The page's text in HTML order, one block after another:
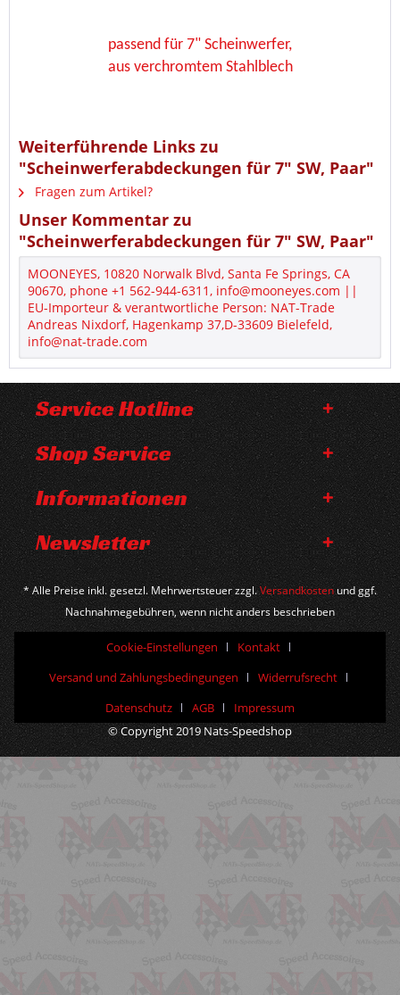
passend für 7" Scheinwerfer,
aus verchromtem Stahlblech
Weiterführende Links zu
"Scheinwerferabdeckungen für 7" SW, Paar"
Fragen zum Artikel?
Unser Kommentar zu
"Scheinwerferabdeckungen für 7" SW, Paar"
MOONEYES, 10820 Norwalk Blvd, Santa Fe Springs, CA
90670, phone +1 562-944-6311, info@mooneyes.com ||
EU-Importeur & verantwortliche Person: NAT-Trade
Andreas Nixdorf, Hagenkamp 37,D-33609 Bielefeld,
info@nat-trade.com
Service Hotline
Shop Service
Informationen
Newsletter
* Alle Preise inkl. gesetzl. Mehrwertsteuer zzgl.Versandkosten und ggf.
Nachnahmegebühren, wenn nicht anders beschrieben
Cookie-Einstellungen
Kontakt
Versand und Zahlungsbedingungen
Widerrufsrecht
Datenschutz
AGB
Impressum
© Copyright 2019 Nats-Speedshop